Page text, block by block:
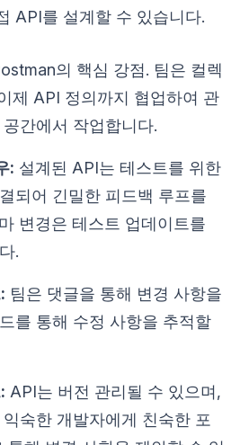
API를 설계할 수 있습니다.
의 핵심 강점. 팀은 컬렉
제 API 정의까지 협업하여 관
간에서 작업합니다.
: 설계된 API는 테스트를 위한
되어 긴밀한 피드백 루프를
변경은 테스트 업데이트를
.
팀은 댓글을 통해 변경 사항을
를 통해 수정 사항을 추적할
API는 버전 관리될 수 있으며,
숙한 개발자에게 친숙한 포